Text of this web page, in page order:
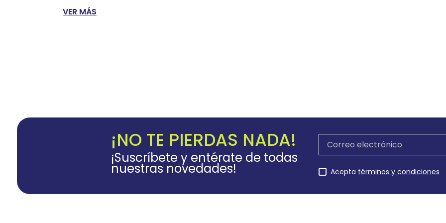
VER MÁS
¡NO TE PIERDAS NADA!
¡Suscríbete y entérate de todas
nuestras novedades! Acepta términos y condiciones